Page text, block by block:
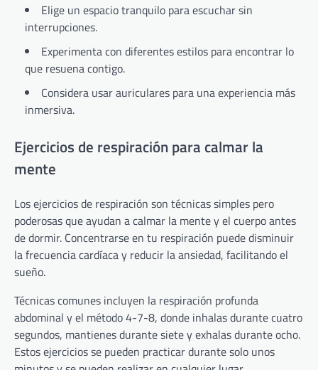
Elige un espacio tranquilo para escuchar sin
interrupciones.
Experimenta con diferentes estilos para encontrar lo
que resuena contigo.
Considera usar auriculares para una experiencia más
inmersiva.
Ejercicios de respiración para calmar la
mente
Los ejercicios de respiración son técnicas simples pero
poderosas que ayudan a calmar la mente y el cuerpo antes
de dormir. Concentrarse en tu respiración puede disminuir
la frecuencia cardíaca y reducir la ansiedad, facilitando el
sueño.
Técnicas comunes incluyen la respiración profunda
abdominal y el método 4-7-8, donde inhalas durante cuatro
segundos, mantienes durante siete y exhalas durante ocho.
Estos ejercicios se pueden practicar durante solo unos